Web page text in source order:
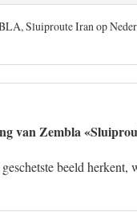
Sluiproute Iran op
van Zembla
beeld